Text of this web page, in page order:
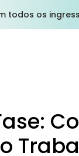
todos os